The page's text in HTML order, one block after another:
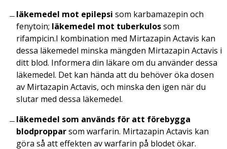
läkemedel mot epilepsi som karbamazepin och
fenytoin; läkemedel mot tuberkulossom
rifampicin.I kombination med Mirtazapin Actavis kan
dessa läkemedel minska mängden Mirtazapin Actavis i
ditt blod. Informera din läkare om du använder dessa
läkemedel. Det kan hända att du behöver öka dosen
av Mirtazapin Actavis, och minska den igen när du
slutar med dessa läkemedel.
läkemedel som används för att förebygga
blodpropparsom warfarin. Mirtazapin Actavis kan
göra så att effekten av warfarin på blodet ökar.